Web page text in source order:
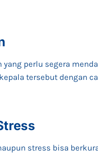
perlu segera
tersebut dengan
stress bisa